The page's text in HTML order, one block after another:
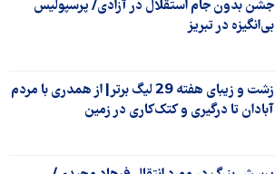
جشن بدون جام استقلال در آزادی/ پرسپولیس
بی‌انگیزه در تبریز
زشت و زیبای هفته 29 لیگ برتر| از همدری با مردم
آبادان تا درگیری‌ و کتک‌کاری در زمین